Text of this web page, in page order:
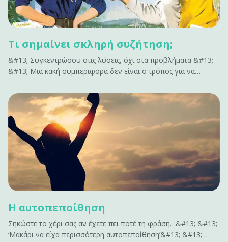
Τι σημαίνει σκληρή συζήτηση;
&#13; Συγκεντρώσου στις λύσεις, όχι στα προβλήματα &#13;
&#13; Μια κακή συμπεριφορά δεν είναι ο τρόπος για να
δεν έχουν αποτέλεσμα. Δεν εμπνέει αλλαγή. Κάνει μόνο τους
ανθρώπους αμυντικούς. Αν έχεις να&hellip;
Η αυτοπεποίθηση
Σηκώστε το χέρι σας αν έχετε πει ποτέ τη φράση…&#13; &#13;
‘Μακάρι να είχα περισσότερη αυτοπεποίθηση’&#13; &#13;